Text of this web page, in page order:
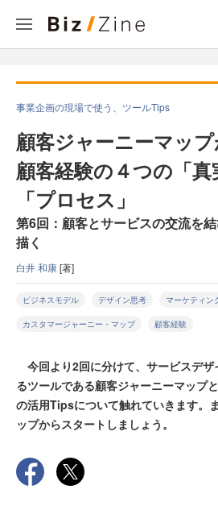
事業企画の現場で使う、ツールTips
顧客ジャーニーマップ
顧客経験の４つの「真
「プロセス」
第6回：顧客とサービスの交流を
描く
白井 和康[著]
ビジネスモデル デザイン思考 マーケティン
カスタマージャーニー・マップ 顧客経験
今回より2回に分けて、サービスデ
るツールである顧客ジャーニーマップ
の活用Tipsについて触れていきます。
ップからスタートしましょう。